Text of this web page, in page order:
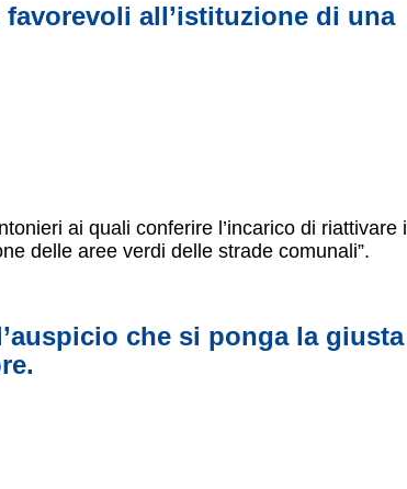
all’istituzione di una
ai quali conferire l’incarico di riattivare il
delle aree verdi delle strade comunali”.
che si ponga la giusta